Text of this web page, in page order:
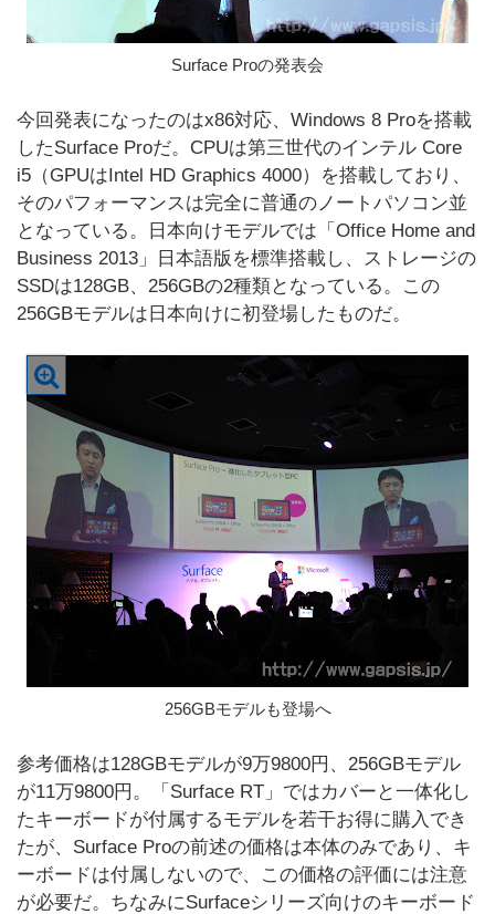
Surface Proの発表会
今回発表になったのはx86対応、Windows 8 Proを搭載
したSurface Proだ。CPUは第三世代のインテル Core
i5（GPUはIntel HD Graphics 4000）を搭載しており、
そのパフォーマンスは完全に普通のノートパソコン並
となっている。日本向けモデルでは「Office Home and
Business 2013」日本語版を標準搭載し、ストレージの
SSDは128GB、256GBの2種類となっている。この
256GBモデルは日本向けに初登場したものだ。
256GBモデルも登場へ
参考価格は128GBモデルが9万9800円、256GBモデル
が11万9800円。「Surface RT」ではカバーと一体化し
たキーボードが付属するモデルを若干お得に購入でき
たが、Surface Proの前述の価格は本体のみであり、キ
ーボードは付属しないので、この価格の評価には注意
が必要だ。ちなみにSurfaceシリーズ向けのキーボード